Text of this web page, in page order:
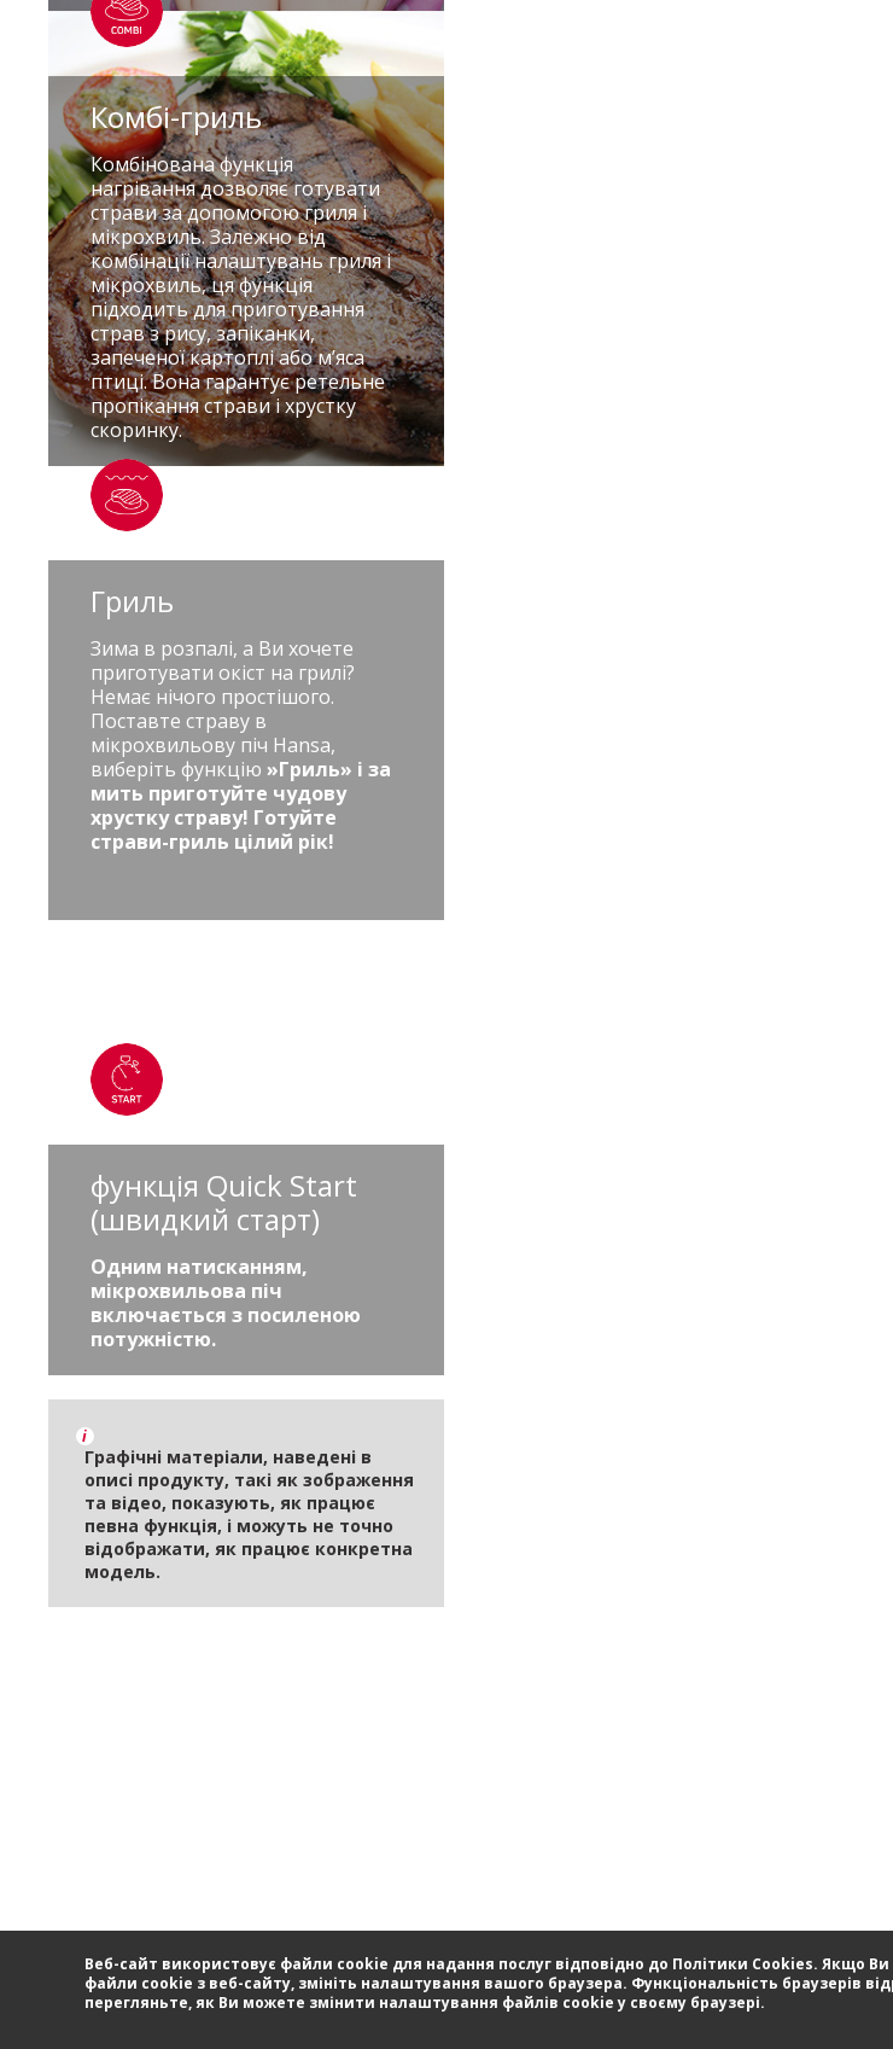
Комбі-гриль
Комбінована функція
нагрівання дозволяє готувати
страви за допомогою гриля і
мікрохвиль. Залежно від
комбінації налаштувань гриля і
мікрохвиль, ця функція
підходить для приготування
страв з рису, запіканки,
запеченої картоплі або м’яса
птиці. Вона гарантує ретельне
пропікання страви і хрустку
скоринку.
Гриль
Зима в розпалі, а Ви хочете
приготувати окіст на грилі?
Немає нічого простішого.
Поставте страву в
мікрохвильову піч Hansa,
виберіть функцію »Гриль» і за
мить приготуйте чудову
хрустку страву! Готуйте
страви-гриль цілий рік!
функція Quick Start
(швидкий старт)
Одним натисканням,
мікрохвильова піч
включається з посиленою
потужністю.
i
Графічні матеріали, наведені в
описі продукту, такі як зображення
та відео, показують, як працює
певна функція, і можуть не точно
відображати, як працює конкретна
модель.
Веб-сайт використовує файли cookie для надання послуг відповідно до Політики Cookies. Якщо
файли cookie з веб-сайту, змініть налаштування вашого браузера. Функціональність браузерів
перегляньте, як Ви можете змінити налаштування файлів cookie у своєму браузері.